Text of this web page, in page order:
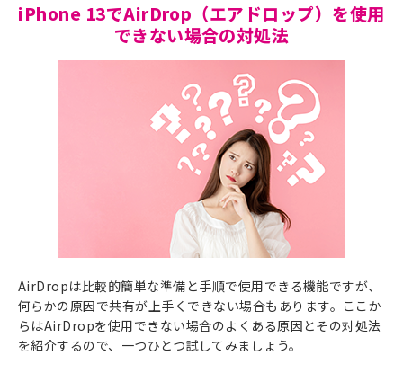
iPhone 13でAirDrop（エアドロップ）を使用
できない場合の対処法
AirDropは比較的簡単な準備と手順で使用できる機能ですが、
何らかの原因で共有が上手くできない場合もあります。ここか
らはAirDropを使用できない場合のよくある原因とその対処法
を紹介するので、一つひとつ試してみましょう。